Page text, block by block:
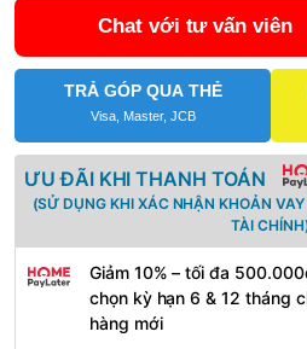
Chat với tư vấn viên
TRẢ GÓP QUA THẺ
Visa, Master, JCB
ƯU ĐÃI KHI THANH TOÁN
(SỬ DỤNG KHI XÁC NHẬN KHOẢN
TÀI
Giảm 10% – tối đa
chọn kỳ hạn 6 & 12 tháng
hàng mới